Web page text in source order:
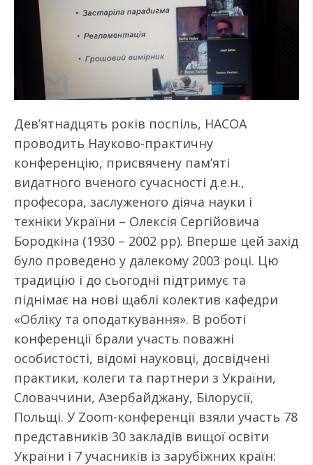
Дев’ятнадцять років поспіль, НАСОА
проводить Науково-практичну
конференцію, присвячену пам’яті
видатного вченого сучасності д.е.н.,
професора, заслуженого діяча науки і
техніки України – Олексія Сергійовича
Бородкіна (1930 – 2002 рр). Вперше цей захід
було проведено у далекому 2003 році. Цю
традицію і до сьогодні підтримує та
піднімає на нові щаблі колектив кафедри
«Обліку та оподаткування». В роботі
конференції брали участь поважні
особистості, відомі науковці, досвідчені
практики, колеги та партнери з України,
Словаччини, Азербайджану, Білорусії,
Польщі. У Zoom-конференції взяли участь 78
представників 30 закладів вищої освіти
України і 7 учасників із зарубіжних країн: